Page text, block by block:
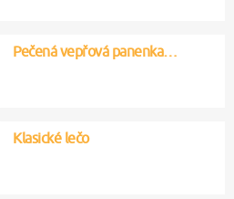
Pečená vepřová panenka…
Klasické lečo